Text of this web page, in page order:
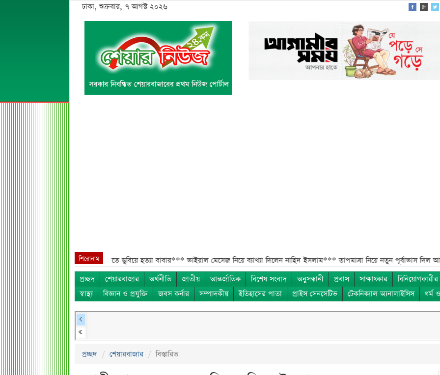
ঢাকা, শুক্রবার, ৭ আগস্ট ২০২৬
শিরোনাম
আগেই গর্ভবতী, মেয়েকে নদীতে ডুবিয়ে হত্যা বাবার*** ভাইরাল মেসেজ নিয়ে ব্যাখ্যা দিলেন নাহিদ ইসলাম*** তাপমাত্রা নিয়ে নতুন পূর্বাভাস দিল আবহাওয়া
প্রচ্ছদ
শেয়ারবাজার অর্থনীতি জাতীয় আন্তর্জাতিক বিশেষ সংবাদ অনুসন্ধানী প্রবাস সাক্ষাৎকার
স্বাস্থ্য
বিজ্ঞান ও প্রযুক্তি জবস কর্নার সম্পাদকীয় ইতিহাসের পাতা প্রাইস সেনসেটিভ টেকনিক্যাল অ্যনালাইসিস ধর্ম
প্রচ্ছদ শেয়ারবাজার বিস্তারিত